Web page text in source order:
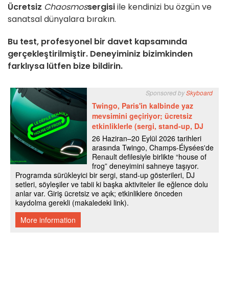
Ücretsiz Chaosmossergisiile kendinizi bu özgün ve
sanatsal dünyalara bırakın.
Bu test, profesyonel bir davet kapsamında
gerçekleştirilmiştir. Deneyiminiz bizimkinden
farklıysa lütfen bize bildirin.